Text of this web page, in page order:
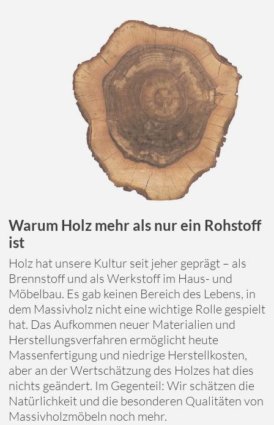
Warum Holz mehr als nur ein Rohstoff
ist
Holz hat unsere Kultur seit jeher geprägt – als
Brennstoff und als Werkstoff im Haus- und
Möbelbau. Es gab keinen Bereich des Lebens, in
dem Massivholz nicht eine wichtige Rolle gespielt
hat. Das Aufkommen neuer Materialien und
Herstellungsverfahren ermöglicht heute
Massenfertigung und niedrige Herstellkosten,
aber an der Wertschätzung des Holzes hat dies
nichts geändert. Im Gegenteil: Wir schätzen die
Natürlichkeit und die besonderen Qualitäten von
Massivholzmöbeln noch mehr.